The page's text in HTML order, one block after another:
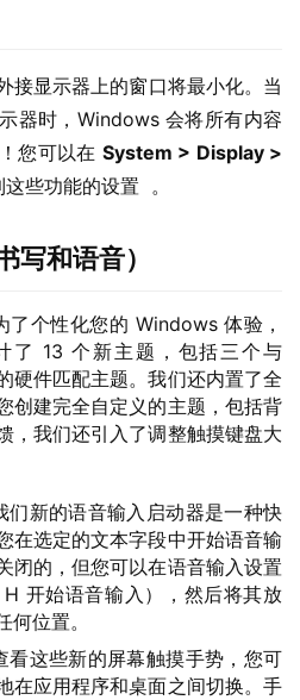
接显示器上的窗口将最小化。当
器时，Windows 会将所有内容
您可以在 System > Display >
些功能的设置  。
写和语音）
了个性化您的 Windows 体验，
了 13 个新主题，包括三个与
硬件匹配主题。我们还内置了全
创建完全自定义的主题，包括背
，我们还引入了调整触摸键盘大
们新的语音输入启动器是一种快
在选定的文本字段中开始语音输
闭的，但您可以在语音输入设置
开始语音输入），然后将其放
位置。
看这些新的屏幕触摸手势，您可
在应用程序和桌面之间切换。手